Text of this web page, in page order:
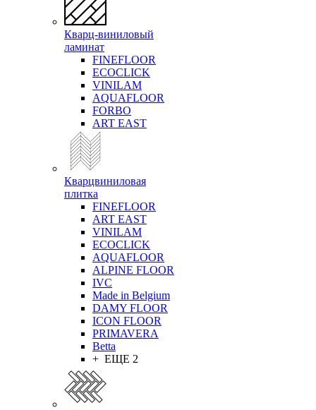
Кварц-виниловый
ламинат
FINEFLOOR
ECOCLICK
VINILAM
AQUAFLOOR
FORBO
ART EAST
Кварцвиниловая
плитка
FINEFLOOR
ART EAST
VINILAM
ECOCLICK
AQUAFLOOR
ALPINE FLOOR
IVC
Made in Belgium
DAMY FLOOR
ICON FLOOR
PRIMAVERA
Betta
+ ЕЩЕ 2